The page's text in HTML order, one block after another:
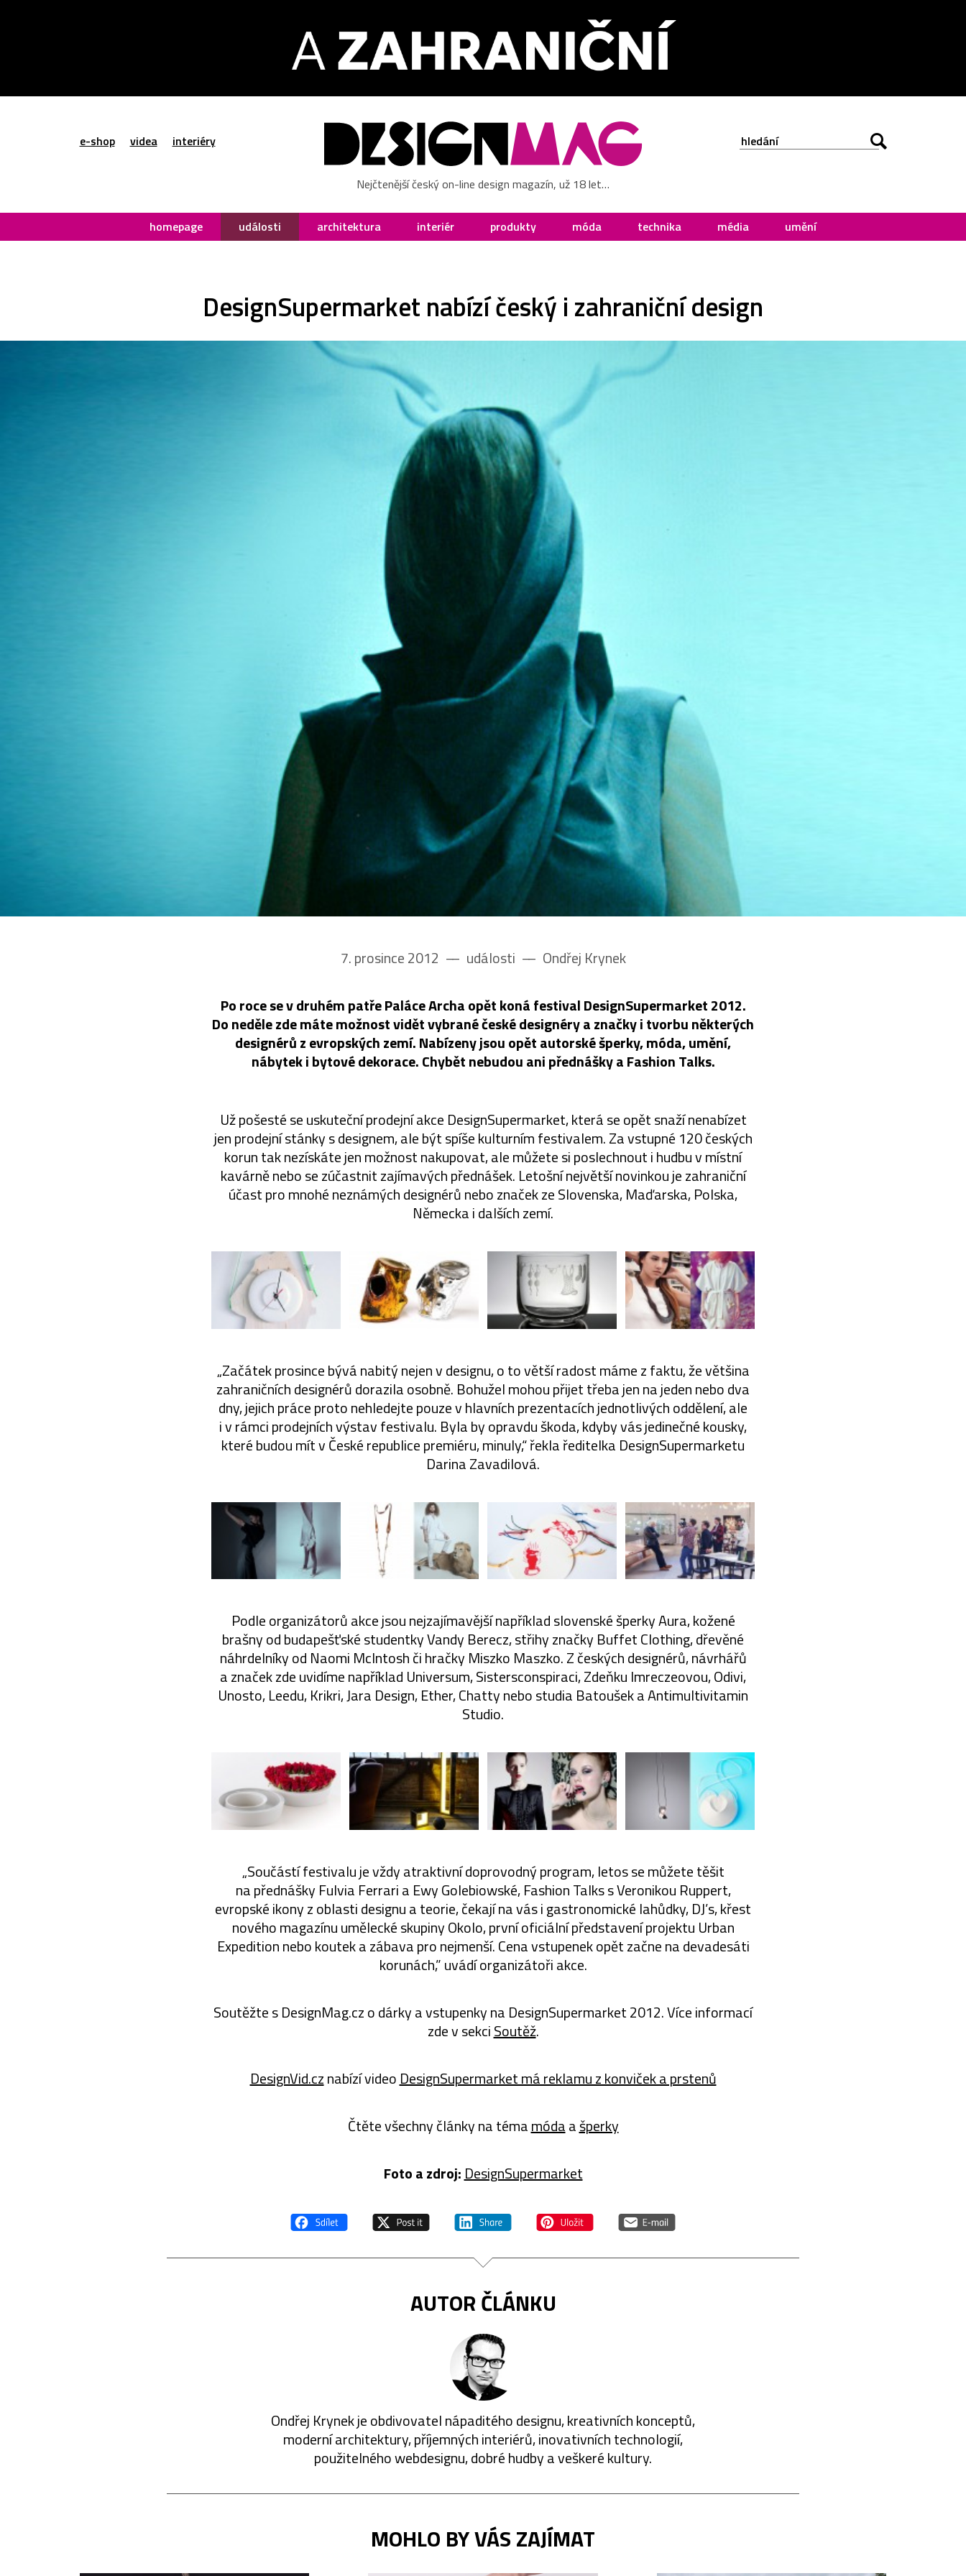
e-shop videa interiéry
Nejčtenější český on-line design magazín, už 18 let…
homepage události architektura interiér produkty móda technika média umění
DesignSupermarket nabízí český i zahraniční design
7. prosince 2012 –– události –– Ondřej Krynek
Po roce se v druhém patře Paláce Archa opět koná festival DesignSupermarket 2012.
Do neděle zde máte možnost vidět vybrané české designéry a značky i tvorbu některých
designérů z evropských zemí. Nabízeny jsou opět autorské šperky, móda, umění,
nábytek i bytové dekorace. Chybět nebudou ani přednášky a Fashion Talks.
Už pošesté se uskuteční prodejní akce DesignSupermarket, která se opět snaží nenabízet
jen prodejní stánky s designem, ale být spíše kulturním festivalem. Za vstupné 120 českých
korun tak nezískáte jen možnost nakupovat, ale můžete si poslechnout i hudbu v místní
kavárně nebo se zúčastnit zajímavých přednášek. Letošní největší novinkou je zahraniční
účast pro mnohé neznámých designérů nebo značek ze Slovenska, Maďarska, Polska,
Německa i dalších zemí.
„Začátek prosince bývá nabitý nejen v designu, o to větší radost máme z faktu, že většina
zahraničních designérů dorazila osobně. Bohužel mohou přijet třeba jen na jeden nebo dva
dny, jejich práce proto nehledejte pouze v hlavních prezentacích jednotlivých oddělení, ale
i v rámci prodejních výstav festivalu. Byla by opravdu škoda, kdyby vás jedinečné kousky,
které budou mít v České republice premiéru, minuly,“ řekla ředitelka DesignSupermarketu
Darina Zavadilová.
Podle organizátorů akce jsou nejzajímavější například slovenské šperky Aura, kožené
brašny od budapešťské studentky Vandy Berecz, střihy značky Buffet Clothing, dřevěné
náhrdelníky od Naomi McIntosh či hračky Miszko Maszko. Z českých designérů, návrhářů
a značek zde uvidíme například Universum, Sistersconspiraci, Zdeňku Imreczeovou, Odivi,
Unosto, Leedu, Krikri, Jara Design, Ether, Chatty nebo studia Batoušek a Antimultivitamin
Studio.
„Součástí festivalu je vždy atraktivní doprovodný program, letos se můžete těšit
na přednášky Fulvia Ferrari a Ewy Golebiowské, Fashion Talks s Veronikou Ruppert,
evropské ikony z oblasti designu a teorie, čekají na vás i gastronomické lahůdky, DJ’s, křest
nového magazínu umělecké skupiny Okolo, první oficiální představení projektu Urban
Expedition nebo koutek a zábava pro nejmenší. Cena vstupenek opět začne na devadesáti
korunách,” uvádí organizátoři akce.
Soutěžte s DesignMag.cz o dárky a vstupenky na DesignSupermarket 2012. Více informací
zde v sekciSoutěž.
DesignVid.cznabízí video DesignSupermarket má reklamu z konviček a prstenů
Čtěte všechny články na témamódaašperky
Foto a zdroj: DesignSupermarket
AUTOR ČLÁNKU
Ondřej Krynek je obdivovatel nápaditého designu, kreativních konceptů,
moderní architektury, příjemných interiérů, inovativních technologií,
použitelného webdesignu, dobré hudby a veškeré kultury.
MOHLO BY VÁS ZAJÍMAT